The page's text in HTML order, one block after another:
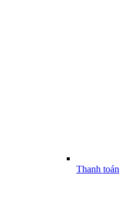
Thanh toán